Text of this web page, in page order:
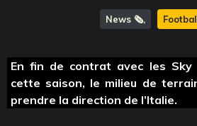
News 🗞️
En fin de contrat avec les Sky
cette saison, le milieu de
prendre la direction de l’Italie.